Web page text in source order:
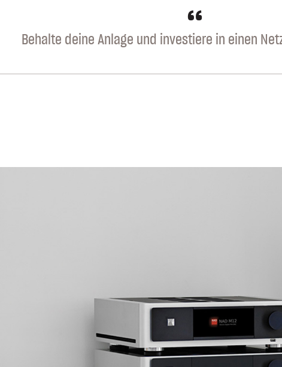
“
Behalte deine Anlage und investiere in einen